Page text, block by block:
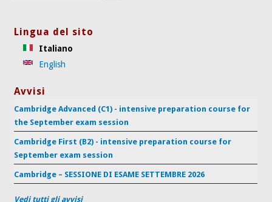
Lingua del sito
Italiano
English
Avvisi
Cambridge Advanced (C1) - intensive preparation course for
the September exam session
Cambridge First (B2) - intensive preparation course for
September exam session
Cambridge – SESSIONE DI ESAME SETTEMBRE 2026
Vedi tutti gli avvisi